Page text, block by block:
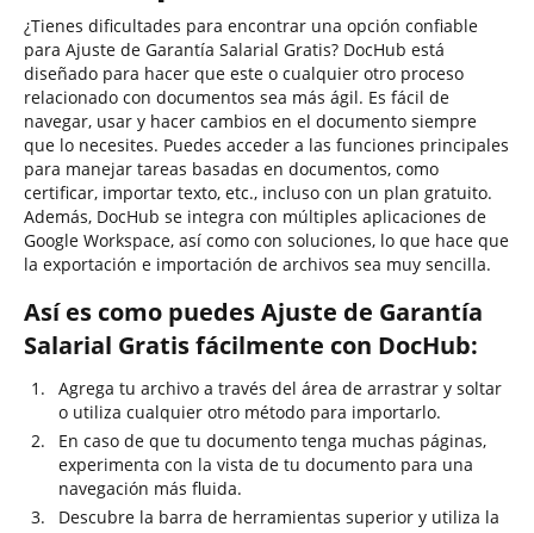
¿Tienes dificultades para encontrar una opción confiable
para Ajuste de Garantía Salarial Gratis? DocHub está
diseñado para hacer que este o cualquier otro proceso
relacionado con documentos sea más ágil. Es fácil de
navegar, usar y hacer cambios en el documento siempre
que lo necesites. Puedes acceder a las funciones principales
para manejar tareas basadas en documentos, como
certificar, importar texto, etc., incluso con un plan gratuito.
Además, DocHub se integra con múltiples aplicaciones de
Google Workspace, así como con soluciones, lo que hace que
la exportación e importación de archivos sea muy sencilla.
Así es como puedes Ajuste de Garantía
Salarial Gratis fácilmente con DocHub:
Agrega tu archivo a través del área de arrastrar y soltar
o utiliza cualquier otro método para importarlo.
En caso de que tu documento tenga muchas páginas,
experimenta con la vista de tu documento para una
navegación más fluida.
Descubre la barra de herramientas superior y utiliza la